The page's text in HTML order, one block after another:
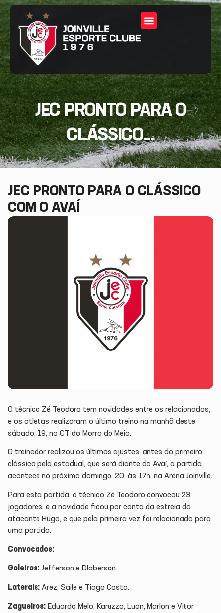
JEC PRONTO PARA O
CLÁSSICO...
JEC PRONTO PARA O CLÁSSICO
COM O AVAÍ
O técnico Zé Teodoro tem novidades entre os relacionados,
e os atletas realizaram o último treino na manhã deste
sábado, 19, no CT do Morro do Meio.
O treinador realizou os últimos ajustes, antes do primeiro
clássico pelo estadual, que será diante do Avaí, a partida
acontece no próximo domingo, 20, às 17h, na Arena Joinville.
Para esta partida, o técnico Zé Teodoro convocou 23
jogadores, e a novidade ficou por conta da estreia do
atacante Hugo, e que pela primeira vez foi relacionado para
uma partida.
Convocados:
Goleiros: Jefferson e Dlaberson.
Laterais: Arez, Saile e Tiago Costa.
Zagueiros: Eduardo Melo, Karuzzo, Luan, Marlon e Vitor